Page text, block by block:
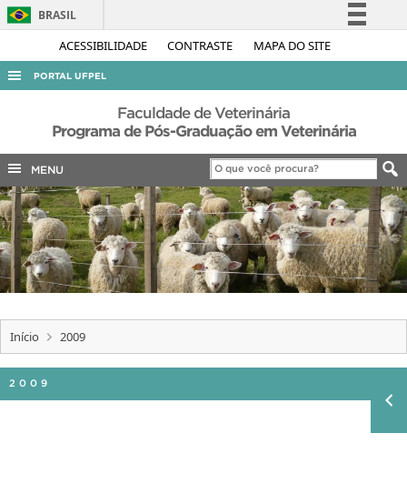
ACESSIBILIDADE CONTRASTE MAPA DO SITE
BRASIL
Simplifique!
Acesso à informação
Legislação
Canais
PORTAL UFPEL
ACESSO À INFORMAÇÃO
AUDITORIA
COBALTO
CONCURSOS
EDITAIS
INTERNACIONAL
OUVIDORIA
PORTARIAS
TELEFONES
Faculdade de Veterinária
Programa de Pós-Graduação em Veterinária
MENU
Início 2009
2009